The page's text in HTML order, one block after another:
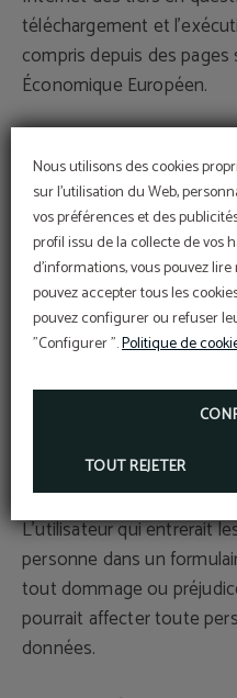
Nous utilisons des cookies
sur l'utilisation du Web,
vos préférences et des
profil issu de la collecte de vos
d'informations, vous pouvez
pouvez accepter tous les
pouvez configurer ou refuser
"Configurer ".Politique de
TOUT REJETER
téléchargement et
compris depuis des
Économique Européen.
telles que Google
ce site, l'utilisateur
données par Google
la politique de
https://
Véracité des données
L'utilisateur doit remplir
données vraies, exactes,
L'utilisateur ne doit pas
une autre personne ; il
ont été fournies par le
L'utilisateur qui entrerait
personne dans un
tout dommage ou
pourrait affecter toute
données.